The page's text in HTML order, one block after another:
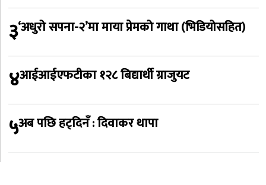
३‘अधुरो सपना-२’मा माया प्रेमको गाथा (भिडियोसहित)
४आईआईएफटीका १२८ बिद्यार्थी ग्राजुयट
५अब पछि हट्दिनँ : दिवाकर थापा